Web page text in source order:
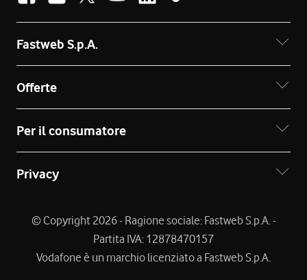
Fastweb S.p.A.
Offerte
Per il consumatore
Privacy
© Copyright 2026 - Ragione sociale: Fastweb S.p.A. -
Partita IVA: 12878470157
Vodafone è un marchio licenziato a Fastweb S.p.A.